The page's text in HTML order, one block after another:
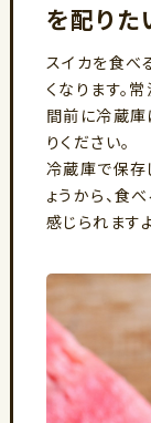
を配りた
スイカを食べ
くなります。
間前に冷蔵庫
りください。
冷蔵庫で保存
ょうから、食
感じられます